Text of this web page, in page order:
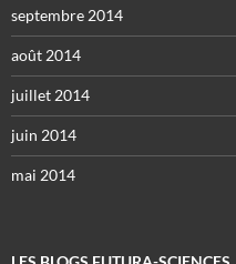
septembre 2014
août 2014
juillet 2014
juin 2014
mai 2014